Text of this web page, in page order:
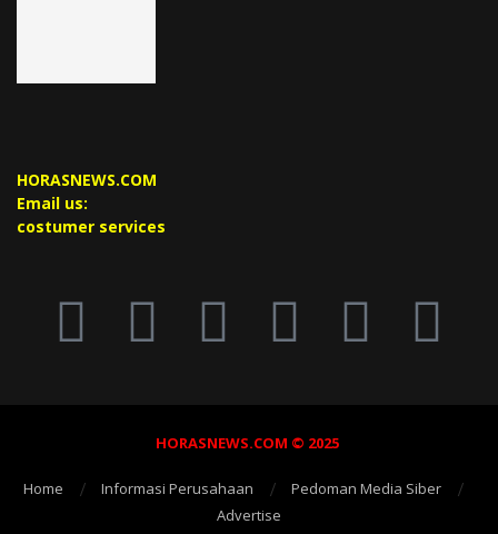
HORASNEWS.COM
Email us:
costumer services
HORASNEWS.COM © 2025
Home Informasi Perusahaan
Pedoman Media Siber
Advertise